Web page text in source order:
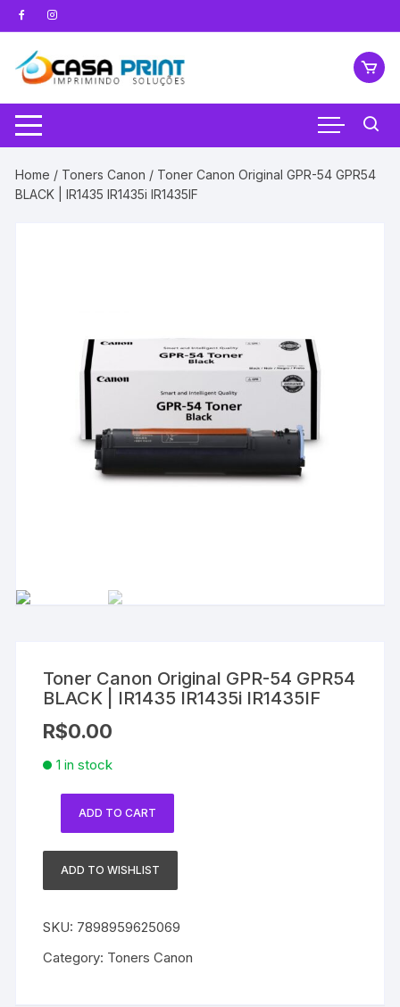
Pular
para
conteúdo
Home / Toners Canon / Toner Canon Original GPR-54 GPR54
BLACK | IR1435 IR1435i IR1435IF
Toner Canon Original GPR-54 GPR54
BLACK | IR1435 IR1435i IR1435IF
R$0.00
1 in stock
Original
GPR-
GPR54
BLACK
ADD TO CART
ADD TO WISHLIST
SKU: 7898959625069
Category: Toners Canon